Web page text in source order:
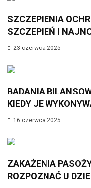
SZCZEPIENIA
SZCZEPIEŃ I
23 czerwca 2025
BADANIA
KIEDY JE
16 czerwca 2025
ZAKAŻENIA
ROZPOZNAĆ U